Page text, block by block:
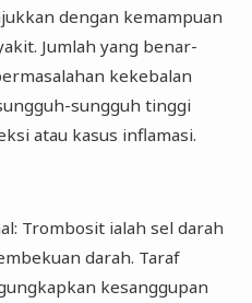
dengan kemampuan
Jumlah yang benar-
kekebalan
sungguh tinggi
atau kasus inflamasi.
Trombosit ialah sel darah
darah. Taraf
kesanggupan